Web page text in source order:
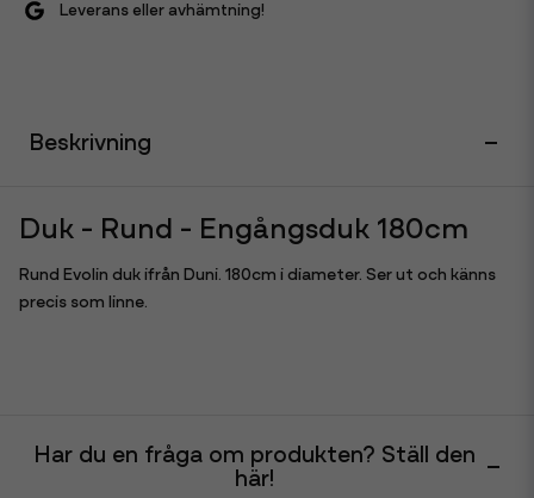
Leverans eller avhämtning!
Beskrivning
Duk - Rund - Engångsduk 180cm
Rund Evolin duk ifrån Duni. 180cm i diameter. Ser ut och känns
precis som linne.
Har du en fråga om produkten? Ställ den
här!